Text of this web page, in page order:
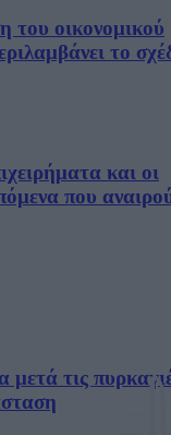
του οικονομικού
το
και οι
που
τις